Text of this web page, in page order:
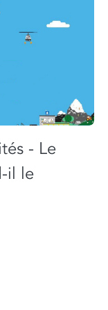
- Le
il le